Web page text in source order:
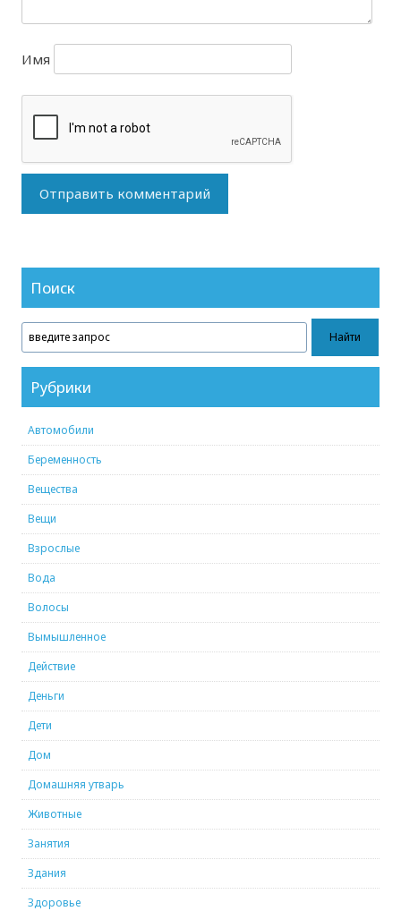
Имя
Поиск
Рубрики
Автомобили
Беременность
Вещества
Вещи
Взрослые
Вода
Волосы
Вымышленное
Действие
Деньги
Дети
Дом
Домашняя утварь
Животные
Занятия
Здания
Здоровье